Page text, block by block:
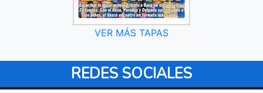
VER MÁS TAPAS
REDES SOCIALES